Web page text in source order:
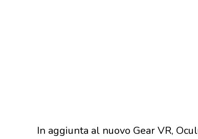
In aggiunta al nuovo Gear VR,